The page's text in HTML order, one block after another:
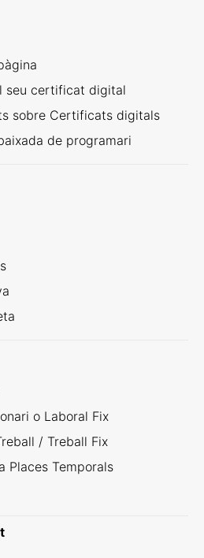
seu certificat digital
sobre Certificats digitals
de programari
o Laboral Fix
/ Treball Fix
Places Temporals